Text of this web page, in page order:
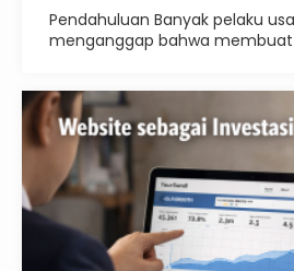
Pendahuluan Banyak pelaku
menganggap bahwa membuat